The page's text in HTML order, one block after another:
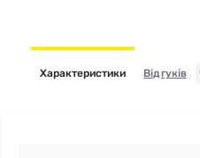
Характеристики Відгуків